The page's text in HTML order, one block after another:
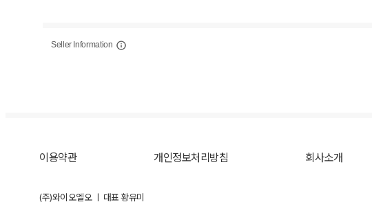
Seller Information
이용약관 개인정보처리방침 회사소개
(주)와이오엘오 ㅣ 대표 황유미